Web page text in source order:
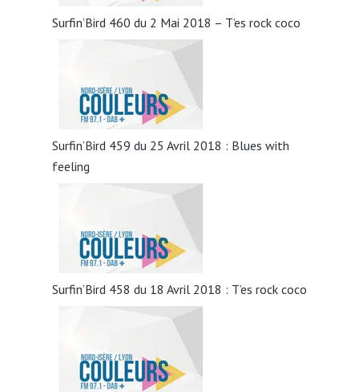
Surfin’Bird 460 du 2 Mai 2018 – T’es rock coco
Surfin’Bird 459 du 25 Avril 2018 : Blues with
feeling
Surfin’Bird 458 du 18 Avril 2018 : T’es rock coco